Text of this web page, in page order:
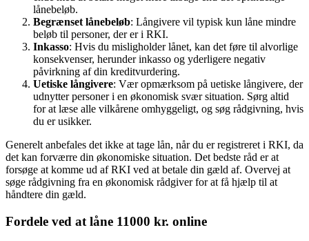
lånebeløb.
Begrænset lånebeløb: Långivere vil typisk kun låne mindre
beløb til personer, der er i RKI.
Inkasso: Hvis du misligholder lånet, kan det føre til alvorlige
konsekvenser, herunder inkasso og yderligere negativ
påvirkning af din kreditvurdering.
Uetiske långivere: Vær opmærksom på uetiske långivere, der
udnytter personer i en økonomisk svær situation. Sørg altid
for at læse alle vilkårene omhyggeligt, og søg rådgivning, hvis
du er usikker.
Generelt anbefales det ikke at tage lån, når du er registreret i RKI, da
det kan forværre din økonomiske situation. Det bedste råd er at
forsøge at komme ud af RKI ved at betale din gæld af. Overvej at
søge rådgivning fra en økonomisk rådgiver for at få hjælp til at
håndtere din gæld.
Fordele ved at låne 11000 kr. online